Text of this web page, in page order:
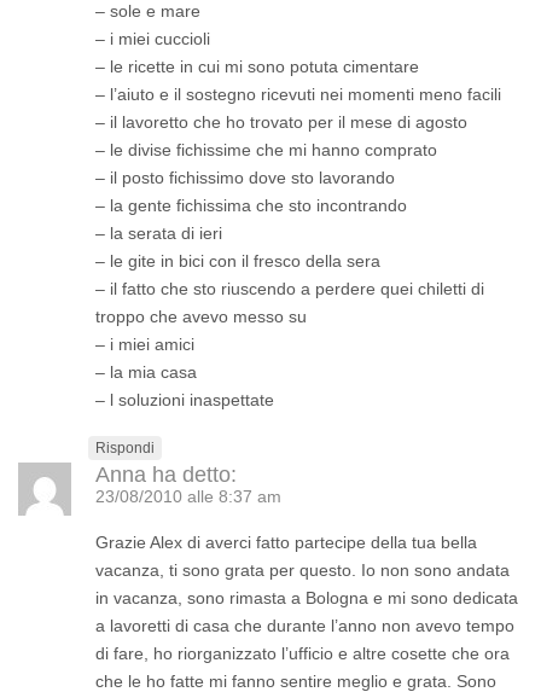
– sole e mare
– i miei cuccioli
– le ricette in cui mi sono potuta cimentare
– l’aiuto e il sostegno ricevuti nei momenti meno facili
– il lavoretto che ho trovato per il mese di agosto
– le divise fichissime che mi hanno comprato
– il posto fichissimo dove sto lavorando
– la gente fichissima che sto incontrando
– la serata di ieri
– le gite in bici con il fresco della sera
– il fatto che sto riuscendo a perdere quei chiletti di
troppo che avevo messo su
– i miei amici
– la mia casa
– l soluzioni inaspettate
Rispondi
Anna ha detto:
23/08/2010 alle 8:37 am
Grazie Alex di averci fatto partecipe della tua bella
vacanza, ti sono grata per questo. Io non sono andata
in vacanza, sono rimasta a Bologna e mi sono dedicata
a lavoretti di casa che durante l’anno non avevo tempo
di fare, ho riorganizzato l’ufficio e altre cosette che ora
che le ho fatte mi fanno sentire meglio e grata. Sono